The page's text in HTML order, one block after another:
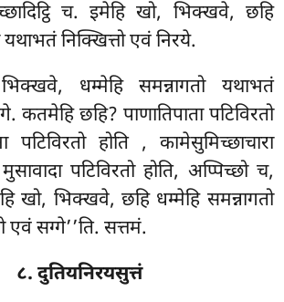
च. इमेहि खो, भिक्खवे, छहि
यथाभतं निक्खित्तो एवं निरये.
धम्मेहि समन्नागतो यथाभतं
कतमेहि छहि? पाणातिपाता पटिविरतो
पटिविरतो होति , कामेसुमिच्छाचारा
पटिविरतो होति, अप्पिच्छो च,
खो, भिक्खवे, छहि धम्मेहि समन्नागतो
एवं सग्गे’’ति. सत्तमं.
८. दुतियनिरयसुत्तं